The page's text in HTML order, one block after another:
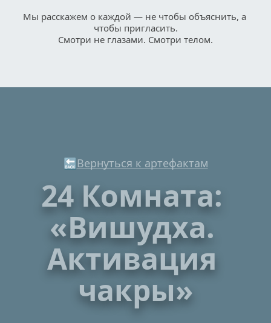
Мы расскажем о каждой — не чтобы объяснить, а
чтобы пригласить.
Смотри не глазами. Смотри телом.
🔙 Вернуться к артефактам
24 Комната:
«Вишудха.
Активация
чакры»